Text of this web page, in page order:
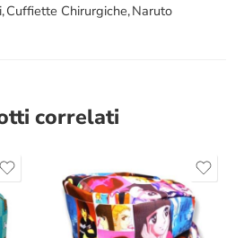
,Cuffiette Chirurgiche,Naruto
correlati